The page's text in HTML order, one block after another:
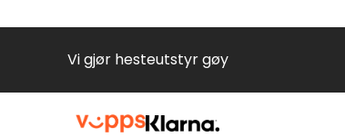
Vi gjør hesteutstyr gøy